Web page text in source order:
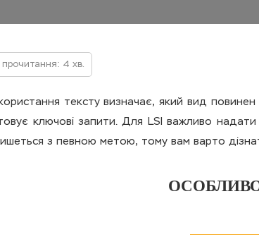
4 хв.
тексту визначає, який вид повинен
ключові запити. Для LSI важливо
з певною метою, тому вам варто